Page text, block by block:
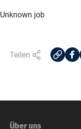
Unknown job
Teilen
Über uns